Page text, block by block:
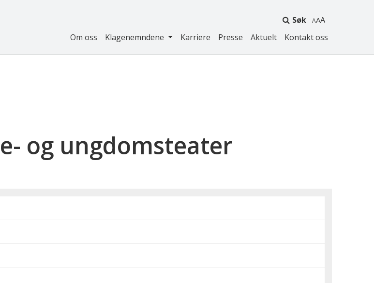
Søk A
Om oss Klagenemndene Karriere Presse Aktuelt Kontakt oss
og ungdomsteater